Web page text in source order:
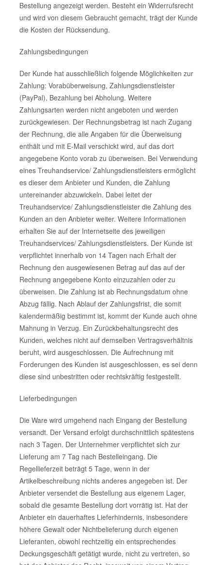
Bestellung angezeigt werden. Besteht ein Widerrufsrecht
und wird von diesem Gebraucht gemacht, trägt der Kunde
die Kosten der Rücksendung.
Zahlungsbedingungen
Der Kunde hat ausschließlich folgende Möglichkeiten zur
Zahlung: Vorabüberweisung, Zahlungsdienstleister
(PayPal), Bezahlung bei Abholung. Weitere
Zahlungsarten werden nicht angeboten und werden
zurückgewiesen. Der Rechnungsbetrag ist nach Zugang
der Rechnung, die alle Angaben für die Überweisung
enthält und mit E-Mail verschickt wird, auf das dort
angegebene Konto vorab zu überweisen. Bei Verwendung
eines Treuhandservice/ Zahlungsdienstleisters ermöglicht
es dieser dem Anbieter und Kunden, die Zahlung
untereinander abzuwickeln. Dabei leitet der
Treuhandservice/ Zahlungsdienstleister die Zahlung des
Kunden an den Anbieter weiter. Weitere Informationen
erhalten Sie auf der Internetseite des jeweiligen
Treuhandservices/ Zahlungsdienstleisters. Der Kunde ist
verpflichtet innerhalb von 14 Tagen nach Erhalt der
Rechnung den ausgewiesenen Betrag auf das auf der
Rechnung angegebene Konto einzuzahlen oder zu
überweisen. Die Zahlung ist ab Rechnungsdatum ohne
Abzug fällig. Nach Ablauf der Zahlungsfrist, die somit
kalendermäßig bestimmt ist, kommt der Kunde auch ohne
Mahnung in Verzug. Ein Zurückbehaltungsrecht des
Kunden, welches nicht auf demselben Vertragsverhältnis
beruht, wird ausgeschlossen. Die Aufrechnung mit
Forderungen des Kunden ist ausgeschlossen, es sei denn
diese sind unbestritten oder rechtskräftig festgestellt.
Lieferbedingungen
Die Ware wird umgehend nach Eingang der Bestellung
versandt. Der Versand erfolgt durchschnittlich spätestens
nach 3 Tagen. Der Unternehmer verpflichtet sich zur
Lieferung am 7 Tag nach Bestelleingang. Die
Regellieferzeit beträgt 5 Tage, wenn in der
Artikelbeschreibung nichts anderes angegeben ist. Der
Anbieter versendet die Bestellung aus eigenem Lager,
sobald die gesamte Bestellung dort vorrätig ist. Hat der
Anbieter ein dauerhaftes Lieferhindernis, insbesondere
höhere Gewalt oder Nichtbelieferung durch eigenen
Lieferanten, obwohl rechtzeitig ein entsprechendes
Deckungsgeschäft getätigt wurde, nicht zu vertreten, so